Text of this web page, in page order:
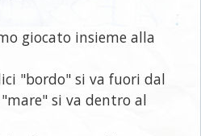
giocato insieme alla
"bordo" si va fuori dal
si va dentro al